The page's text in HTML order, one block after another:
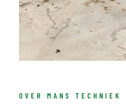
OVER MANS TECHNIEK